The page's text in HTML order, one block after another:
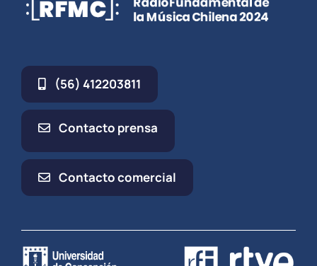
(56) 412203811
Contacto prensa
Contacto comercial